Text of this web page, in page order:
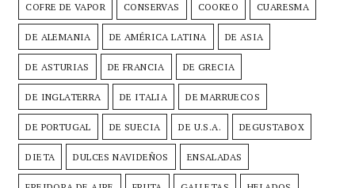
COFRE DE VAPOR CONSERVAS COOKEO CUARESMA
DE ALEMANIA DE AMÉRICA LATINA DE ASIA
DE ASTURIAS DE FRANCIA DE GRECIA
DE INGLATERRA DE ITALIA DE MARRUECOS
DE PORTUGAL DE SUECIA DE U.S.A. DEGUSTABOX
DIETA DULCES NAVIDEÑOS ENSALADAS